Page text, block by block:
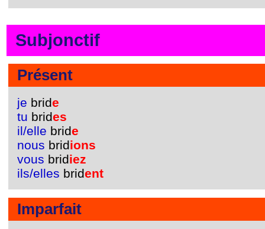
Subjonctif
Présent
je bride
tu brides
il/elle bride
nous bridions
vous bridiez
ils/elles brident
Imparfait